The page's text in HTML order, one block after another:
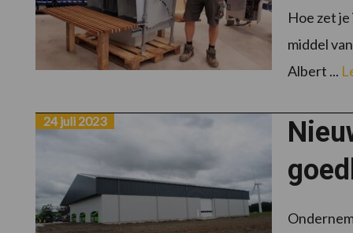
Hoe zet
middel
Albert ...
24 juli 2023